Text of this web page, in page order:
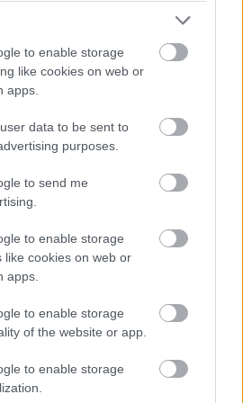
to enable storage
like cookies on web or
apps.
data to be sent to
purposes.
to send me
to enable storage
like cookies on web or
apps.
to enable storage
of the website or app.
to enable storage
adózott eredmény elérte a 2,7
a 4iG piaci jelenléte
pályája fenntartható, a
Magyarország pénzügyi
vezetői összefoglaló szerint
volt a vállalatcsoport
transzformációs programjuk
lezárult. A 2025 első felében
az üzletágak és a
értékteremtéshez a nemzetközi
a globális üzleti
hozzájárulhatnak.